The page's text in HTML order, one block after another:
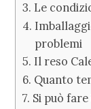
Le
problemi
Il reso
Quanto
Si può